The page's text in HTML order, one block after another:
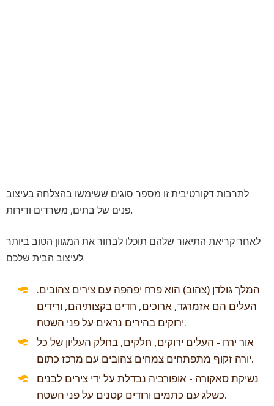
לתרבות דקורטיבית זו מספר סוגים ששימשו בהצלחה בעיצוב
פנים של בתים, משרדים ודירות.
לאחר קריאת התיאור שלהם תוכלו לבחור את המגוון הטוב ביותר
לעיצוב הבית שלכם.
המלך גולדן (צהוב) הוא פרח יפהפה עם צירים צהובים.
העלים הם אזמרגד, ארוכים, חדים בקצותיהם, ורידים
ירוקים בהירים נראים על פני השטח.
אור ירח - העלים ירוקים, חלקים, בחלק העליון של כל
יורה זקוף מתפתחים צמחים צהובים עם מרכז כתום.
נשיקת סאקורה - אופורביה נבדלת על ידי צירים לבנים
כשלג עם כתמים ורודים קטנים על פני השטח.